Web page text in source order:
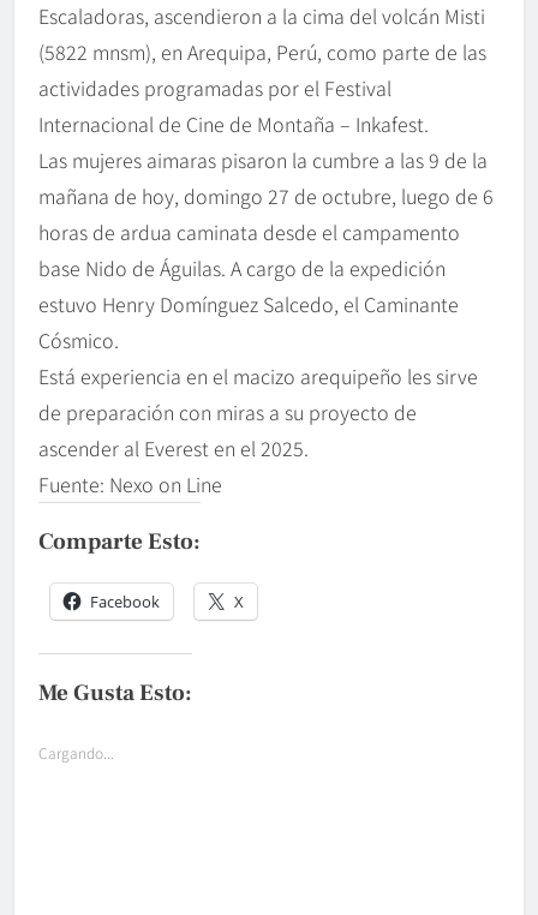
Escaladoras, ascendieron a la cima del volcán Misti
(5822 mnsm), en Arequipa, Perú, como parte de las
actividades programadas por el Festival
Internacional de Cine de Montaña – Inkafest.
Las mujeres aimaras pisaron la cumbre a las 9 de la
mañana de hoy, domingo 27 de octubre, luego de 6
horas de ardua caminata desde el campamento
base Nido de Águilas. A cargo de la expedición
estuvo Henry Domínguez Salcedo, el Caminante
Cósmico.
Está experiencia en el macizo arequipeño les sirve
de preparación con miras a su proyecto de
ascender al Everest en el 2025.
Fuente: Nexo on Line
Comparte Esto:
Facebook X
Me Gusta Esto:
Cargando...